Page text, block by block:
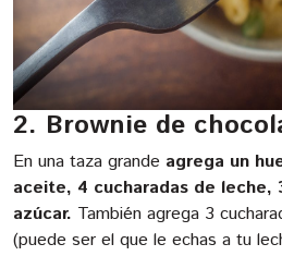
2. Brownie de
En una taza grande agrega un
aceite, 4 cucharadas de leche,
azúcar. También agrega 3
(puede ser el que le echas a tu